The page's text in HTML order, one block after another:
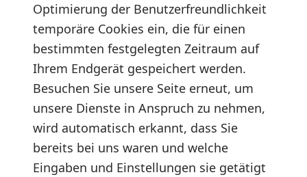
Optimierung der Benutzerfreundlichkeit
temporäre Cookies ein, die für einen
bestimmten festgelegten Zeitraum auf
Ihrem Endgerät gespeichert werden.
Besuchen Sie unsere Seite erneut, um
unsere Dienste in Anspruch zu nehmen,
wird automatisch erkannt, dass Sie
bereits bei uns waren und welche
Eingaben und Einstellungen sie getätigt